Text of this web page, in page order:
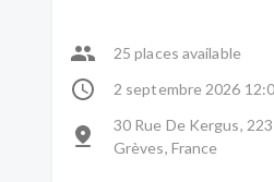
25 places available
2 septembre 2026
30 Rue De Kergus,
Grèves, France